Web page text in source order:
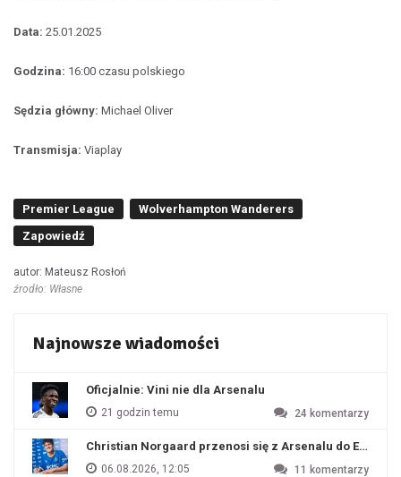
Data: 25.01.2025
Godzina: 16:00 czasu polskiego
Sędzia główny: Michael Oliver
Transmisja: Viaplay
Premier League
Wolverhampton Wanderers
Zapowiedź
autor: Mateusz Rosłoń
źrodło: Własne
Najnowsze wiadomości
Oficjalnie: Vini nie dla Arsenalu
21 godzin temu 24 komentarzy
Christian Norgaard przenosi się z Arsenalu do
06.08.2026, 12:05 11 komentarzy